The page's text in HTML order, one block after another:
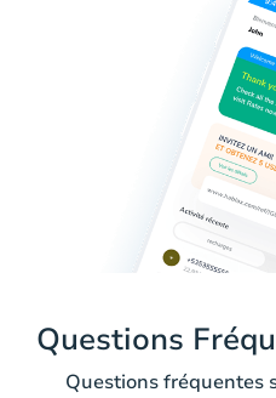
Questions
Questions fréquentes